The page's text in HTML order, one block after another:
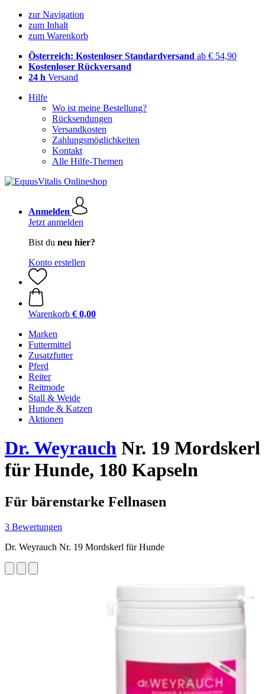
zur Navigation
zum Inhalt
zum Warenkorb
Österreich: Kostenloser Standardversand ab € 54,90
Kostenloser Rückversand
24 h Versand
Hilfe
Wo ist meine Bestellung?
Rücksendungen
Versandkosten
Zahlungsmöglichkeiten
Kontakt
Alle Hilfe-Themen
Anmelden
Jetzt anmelden
Bist du neu hier?
Konto erstellen
Warenkorb € 0,00
Marken
Futtermittel
Zusatzfutter
Pferd
Reiter
Reitmode
Stall & Weide
Hunde & Katzen
Aktionen
Dr. Weyrauch Nr. 19 Mordskerl
für Hunde, 180 Kapseln
Für bärenstarke Fellnasen
3 Bewertungen
Dr. Weyrauch Nr. 19 Mordskerl für Hunde